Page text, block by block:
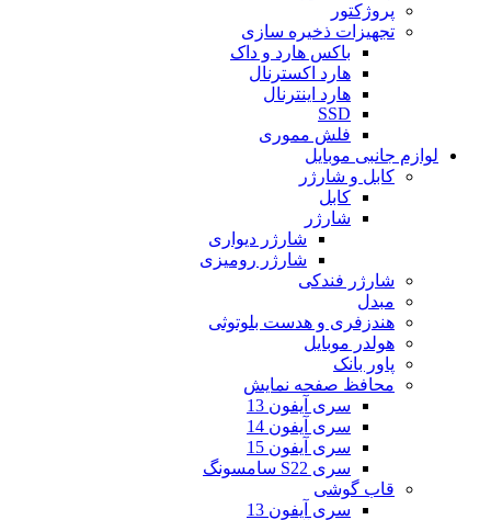
پروژکتور
تجهیزات ذخیره سازی
باکس هارد و داک
هارد اکسترنال
هارد اینترنال
SSD
فلش مموری
لوازم جانبی موبایل
کابل و شارژر
کابل
شارژر
شارژر دیواری
شارژر رومیزی
شارژر فندکی
مبدل
هندزفری و هدست بلوتوثی
هولدر موبایل
پاور بانک
محافظ صفحه نمایش
سری آیفون 13
سری آیفون 14
سری آیفون 15
سری S22 سامسونگ
قاب گوشی
سری آیفون 13